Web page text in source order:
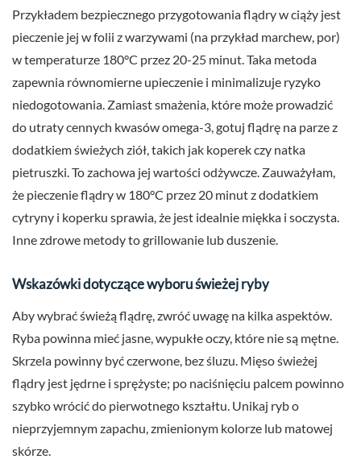
Przykładem bezpiecznego przygotowania flądry w ciąży jest
pieczenie jej w folii z warzywami (na przykład marchew, por)
w temperaturze 180°C przez 20-25 minut. Taka metoda
zapewnia równomierne upieczenie i minimalizuje ryzyko
niedogotowania. Zamiast smażenia, które może prowadzić
do utraty cennych kwasów omega-3, gotuj flądrę na parze z
dodatkiem świeżych ziół, takich jak koperek czy natka
pietruszki. To zachowa jej wartości odżywcze. Zauważyłam,
że pieczenie flądry w 180°C przez 20 minut z dodatkiem
cytryny i koperku sprawia, że jest idealnie miękka i soczysta.
Inne zdrowe metody to grillowanie lub duszenie.
Wskazówki dotyczące wyboru świeżej ryby
Aby wybrać świeżą flądrę, zwróć uwagę na kilka aspektów.
Ryba powinna mieć jasne, wypukłe oczy, które nie są mętne.
Skrzela powinny być czerwone, bez śluzu. Mięso świeżej
flądry jest jędrne i sprężyste; po naciśnięciu palcem powinno
szybko wrócić do pierwotnego kształtu. Unikaj ryb o
nieprzyjemnym zapachu, zmienionym kolorze lub matowej
skórze.